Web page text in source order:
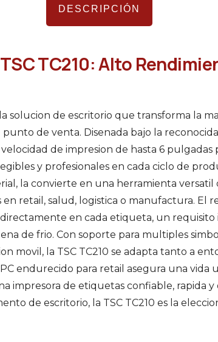
DESCRIPCIÓN
TC210: Alto
solucion de escritorio que transforma la
de venta. Disenada bajo la reconocida
de impresion de hasta 6
y profesionales en cada ciclo de
la convierte en una herramienta
en retail, salud, logistica o manufactura. El
en cada etiqueta, un
de frio. Con soporte para multiples
movil, la TSC TC210 se adapta tanto a
endurecido para retail asegura una vida
impresora de etiquetas confiable, rapida
de escritorio, la TSC TC210 es la